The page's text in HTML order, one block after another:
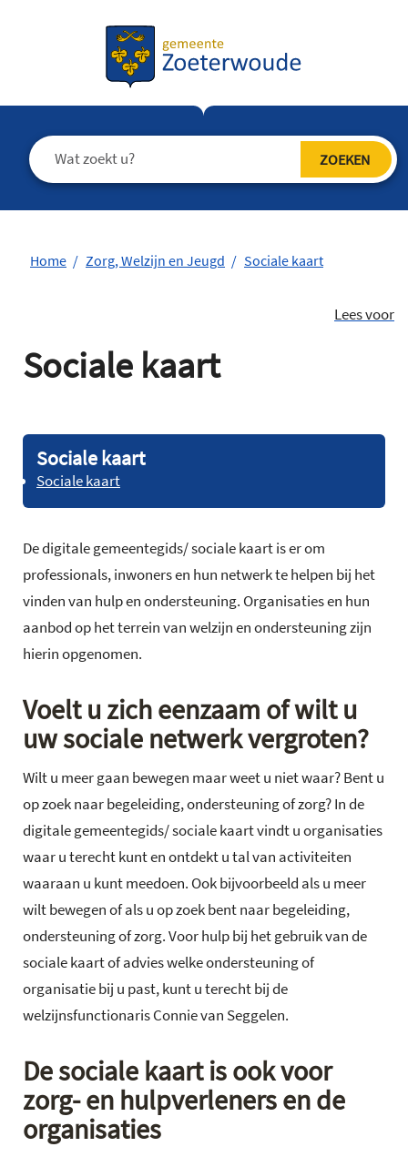
Home Zorg, Welzijn en Jeugd Sociale kaart
Lees voor
Sociale kaart
De digitale gemeentegids/ sociale kaart is er om
professionals, inwoners en hun netwerk te helpen bij het
vinden van hulp en ondersteuning. Organisaties en hun
aanbod op het terrein van welzijn en ondersteuning zijn
hierin opgenomen.
Voelt u zich eenzaam of wilt u
uw sociale netwerk vergroten?
Wilt u meer gaan bewegen maar weet u niet waar? Bent u
op zoek naar begeleiding, ondersteuning of zorg? In de
digitale gemeentegids/ sociale kaart vindt u organisaties
waar u terecht kunt en ontdekt u tal van activiteiten
waaraan u kunt meedoen. Ook bijvoorbeeld als u meer
wilt bewegen of als u op zoek bent naar begeleiding,
ondersteuning of zorg. Voor hulp bij het gebruik van de
sociale kaart of advies welke ondersteuning of
organisatie bij u past, kunt u terecht bij de
welzijnsfunctionaris Connie van Seggelen.
De sociale kaart is ook voor
zorg- en hulpverleners en de
organisaties
Sociale kaart
Sociale kaart